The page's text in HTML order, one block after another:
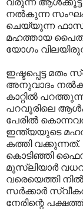
വരുന്ന
നല്‍കുന്ന
ചെയ്യുന്ന
മഹത്തായ
യോഗം
ഇഷ്ടപ്പെട്ട
അനുവാദം
കാറ്റില്‍
പറവൂരിലെ
പേരില്‍
ഇന്ത്യയുടെ
കത്തി
കൊടിഞ്ഞി
മുസ്ലിയാര്‍
വരെയെത്തി
സര്‍ക്കാര്‍
നേരിന്റെ